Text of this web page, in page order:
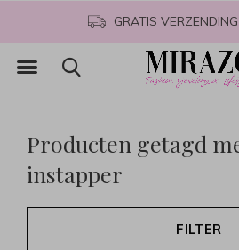
GRATIS
Producten getagd
instapper
FILTER